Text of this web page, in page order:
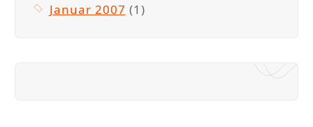
Januar 2007 (1)